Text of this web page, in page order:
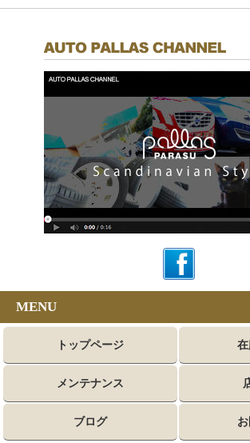
MENU
トップページ
メンテナンス
ブログ